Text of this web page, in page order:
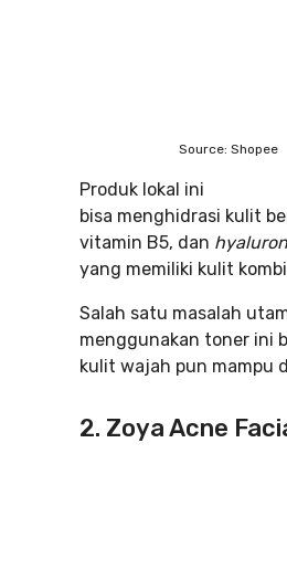
Source: Shopee
Produk lokal ini
bisa menghidrasi kulit
vitamin B5, dan
yang memiliki kulit
Salah satu masalah
menggunakan toner ini
kulit wajah pun mampu
2. Zoya Acne